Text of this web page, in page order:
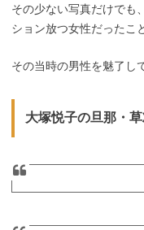
その少ない写真だけでも
ション放つ女性だったこ
その当時の男性を魅了し
大塚悦子の旦那・